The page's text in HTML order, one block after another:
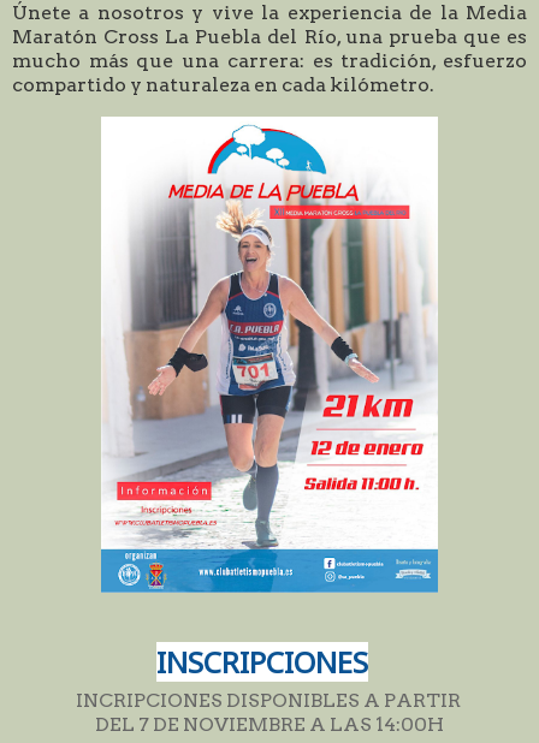
Únete a nosotros y vive la experiencia de la Media
Maratón Cross La Puebla del Río, una prueba que es
mucho más que una carrera: es tradición, esfuerzo
compartido y naturaleza en cada kilómetro.
INSCRIPCIONES
INCRIPCIONES DISPONIBLES A PARTIR
DEL 7 DE NOVIEMBRE A LAS 14:00H